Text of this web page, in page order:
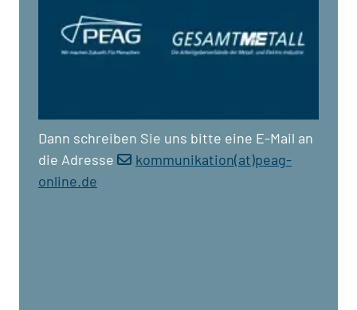
Dann schreiben Sie uns bitte eine E-Mail an
die Adresse
kommunikation(at)peag-
online.de